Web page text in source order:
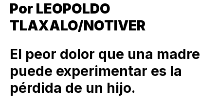
Por LEOPOLDO
TLAXALO/NOTIVER
El peor dolor que una madre
puede experimentar es la
pérdida de un hijo.